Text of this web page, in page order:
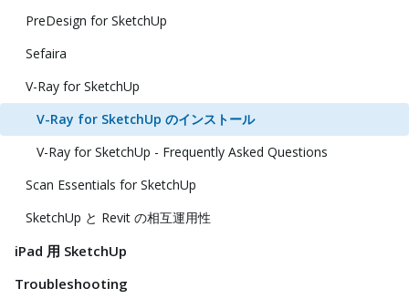
PreDesign for SketchUp
Sefaira
V-Ray for SketchUp
V-Ray for SketchUp のインストール
V-Ray for SketchUp - Frequently Asked Questions
Scan Essentials for SketchUp
SketchUp と Revit の相互運用性
iPad 用 SketchUp
Troubleshooting